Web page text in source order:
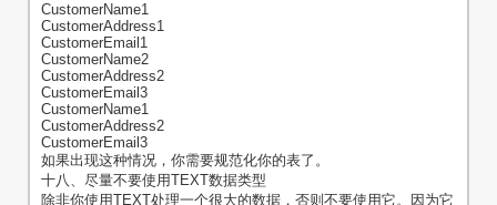
CustomerName1
CustomerAddress1
CustomerEmail1
CustomerName2
CustomerAddress2
CustomerEmail3
CustomerName1
CustomerAddress2
CustomerEmail3
如果出现这种情况，你需要规范化你的表了。
十八、尽量不要使用TEXT数据类型
除非你使用TEXT处理一个很大的数据，否则不要使用它。因为它